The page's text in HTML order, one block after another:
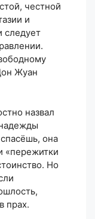
честной
и
следует
Жуан
назвал
она
«пережитки
Но
прах.